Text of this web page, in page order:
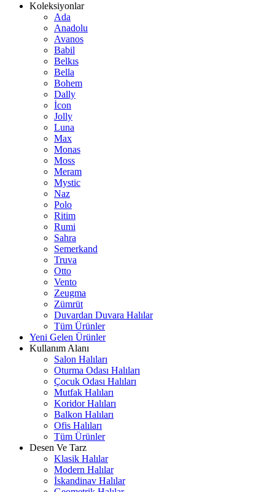
Koleksiyonlar
Ada
Anadolu
Avanos
Babil
Belkıs
Bella
Bohem
Dally
İcon
Jolly
Luna
Max
Monas
Moss
Meram
Mystic
Naz
Polo
Ritim
Rumi
Sahra
Semerkand
Truva
Otto
Vento
Zeugma
Zümrüt
Duvardan Duvara Halılar
Tüm Ürünler
Yeni Gelen Ürünler
Kullanım Alanı
Salon Halıları
Oturma Odası Halıları
Çocuk Odası Halıları
Mutfak Halıları
Koridor Halıları
Balkon Halıları
Ofis Halıları
Tüm Ürünler
Desen Ve Tarz
Klasik Halılar
Modern Halılar
İskandinav Halılar